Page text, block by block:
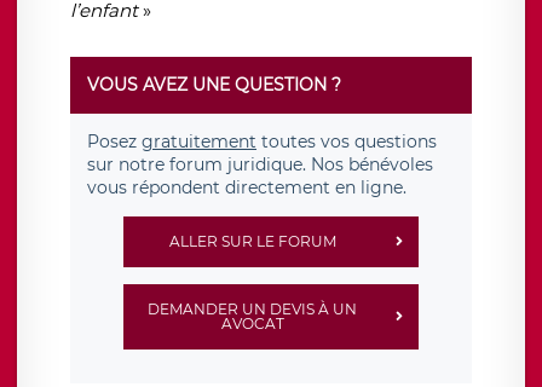
l’enfant»
VOUS AVEZ UNE QUESTION ?
Posez gratuitement toutes vos questions
sur notre forum juridique. Nos bénévoles
vous répondent directement en ligne.
ALLER SUR LE FORUM
DEMANDER UN DEVIS À UN
AVOCAT